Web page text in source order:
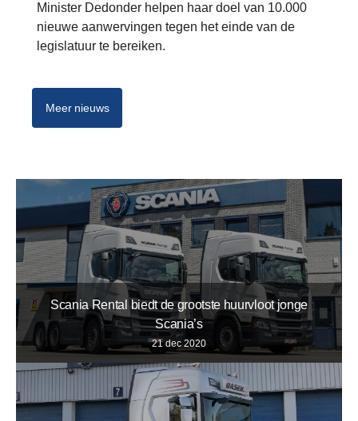
Minister Dedonder helpen haar doel van 10.000
nieuwe aanwervingen tegen het einde van de
legislatuur te bereiken.
Meer nieuws
Scania Rental biedt de grootste huurvloot jonge
Scania’s
21 dec 2020